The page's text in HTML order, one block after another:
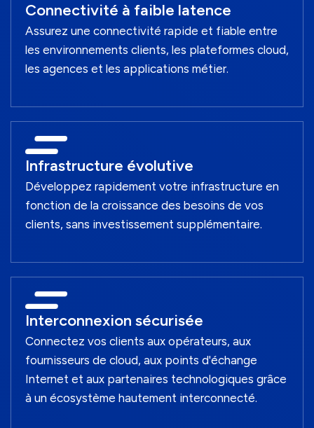
Connectivité à faible latence
Assurez une connectivité rapide et fiable entre
les environnements clients, les plateformes cloud,
les agences et les applications métier.
Infrastructure évolutive
Développez rapidement votre infrastructure en
fonction de la croissance des besoins de vos
clients, sans investissement supplémentaire.
Interconnexion sécurisée
Connectez vos clients aux opérateurs, aux
fournisseurs de cloud, aux points d'échange
Internet et aux partenaires technologiques grâce
à un écosystème hautement interconnecté.